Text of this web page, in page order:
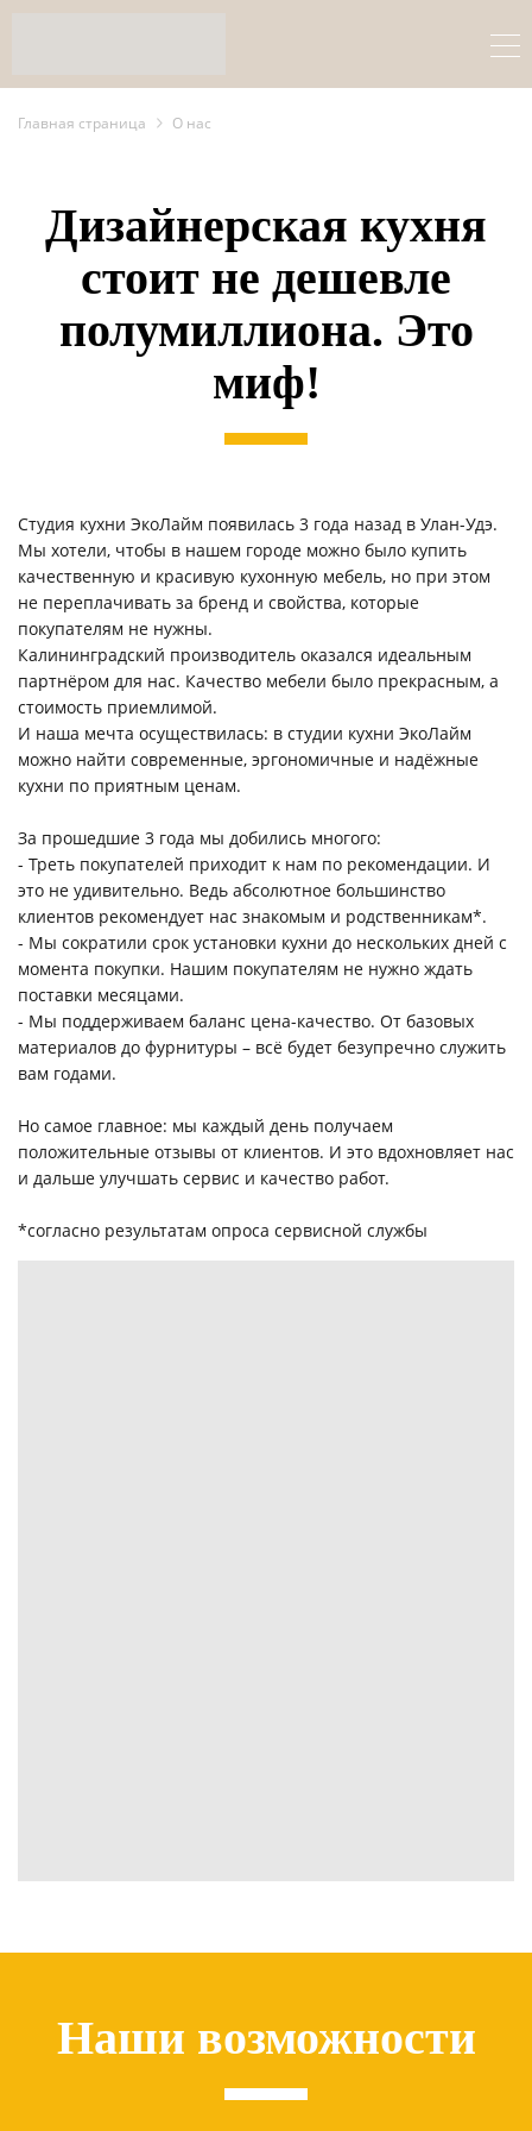
Главная страница О нас
Дизайнерская кухня
стоит не дешевле
полумиллиона. Это
миф!
Студия кухни ЭкоЛайм появилась 3 года назад в Улан-Удэ.
Мы хотели, чтобы в нашем городе можно было купить
качественную и красивую кухонную мебель, но при этом
не переплачивать за бренд и свойства, которые
покупателям не нужны.
Калининградский производитель оказался идеальным
партнёром для нас. Качество мебели было прекрасным, а
стоимость приемлимой.
И наша мечта осуществилась: в студии кухни ЭкоЛайм
можно найти современные, эргономичные и надёжные
кухни по приятным ценам.
За прошедшие 3 года мы добились многого:
- Треть покупателей приходит к нам по рекомендации. И
это не удивительно. Ведь абсолютное большинство
клиентов рекомендует нас знакомым и родственникам*.
- Мы сократили срок установки кухни до нескольких дней с
момента покупки. Нашим покупателям не нужно ждать
поставки месяцами.
- Мы поддерживаем баланс цена-качество. От базовых
материалов до фурнитуры – всё будет безупречно служить
вам годами.
Но самое главное: мы каждый день получаем
положительные отзывы от клиентов. И это вдохновляет нас
и дальше улучшать сервис и качество работ.
*согласно результатам опроса сервисной службы
Наши возможности